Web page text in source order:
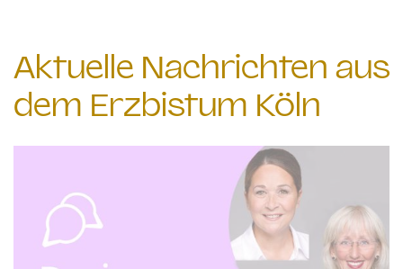
Aktuelle Nachrichten aus
dem Erzbistum Köln